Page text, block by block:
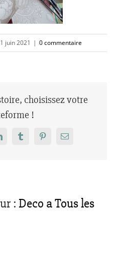
juin 2021 | 0 commentaire
choisissez votre
!
TumblrPinterestEmail
: Deco a Tous les